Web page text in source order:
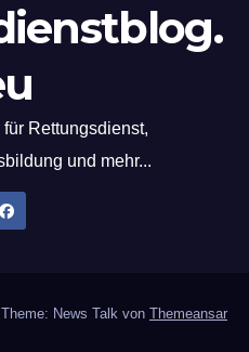
Rettungsdienst,
und mehr...
Theme: News Talk von Themeansar